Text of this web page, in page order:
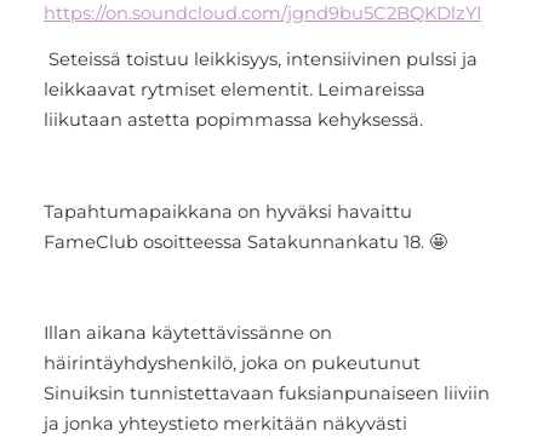
https://on.soundcloud.com/jgnd9bu5C2BQKDlzYI
Seteissä toistuu leikkisyys, intensiivinen pulssi ja
leikkaavat rytmiset elementit. Leimareissa
liikutaan astetta popimmassa kehyksessä.
Tapahtumapaikkana on hyväksi havaittu
FameClub osoitteessa Satakunnankatu 18. 🤩
Illan aikana käytettävissänne on
häirintäyhdyshenkilö, joka on pukeutunut
Sinuiksin tunnistettavaan fuksianpunaiseen liiviin
ja jonka yhteystieto merkitään näkyvästi